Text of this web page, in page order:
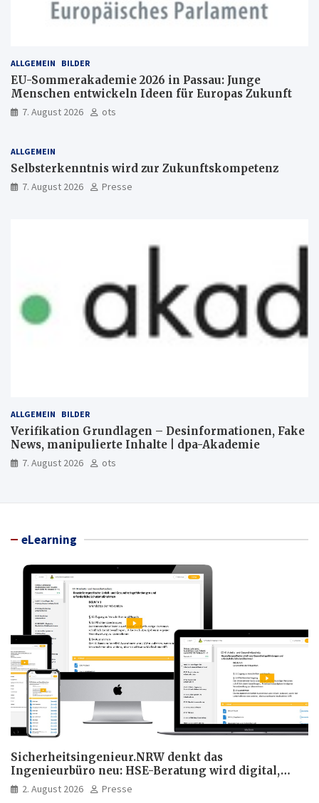
ALLGEMEIN BILDER
EU-Sommerakademie 2026 in Passau: Junge
Menschen entwickeln Ideen für Europas Zukunft
7. August 2026 ots
ALLGEMEIN
Selbsterkenntnis wird zur Zukunftskompetenz
7. August 2026 Presse
ALLGEMEIN BILDER
Verifikation Grundlagen – Desinformationen, Fake
News, manipulierte Inhalte | dpa-Akademie
7. August 2026 ots
eLearning
Sicherheitsingenieur.NRW denkt das
Ingenieurbüro neu: HSE-Beratung wird digital,
hybrid und multimedial
2. August 2026
Presse